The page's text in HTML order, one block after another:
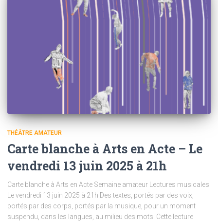
THÉÂTRE AMATEUR
Carte blanche à Arts en Acte – Le
vendredi 13 juin 2025 à 21h
Carte blanche à Arts en Acte Semaine amateur Lectures musicales
Le vendredi 13 juin 2025 à 21h Des textes, portés par des voix,
portés par des corps, portés par la musique, pour un moment
suspendu, dans les langues, au milieu des mots. Cette lecture